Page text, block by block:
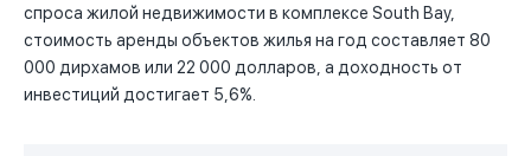
спроса жилой недвижимости в комплексе South Bay,
стоимость аренды объектов жилья на год составляет 80
000 дирхамов или 22 000 долларов, а доходность от
инвестиций достигает 5,6%.